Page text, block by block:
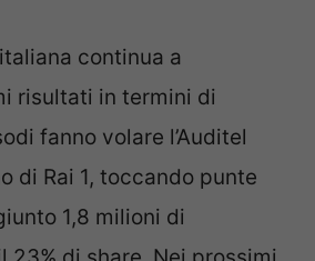
continua a
risultati in termini di
fanno volare l’Auditel
di Rai 1, toccando punte
1,8 milioni di